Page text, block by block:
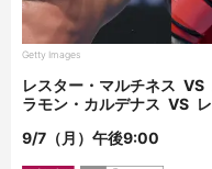
Getty Images
レスター・マルチネス VS
ラモン・カルデナス VS
9/7（月）午後9:00